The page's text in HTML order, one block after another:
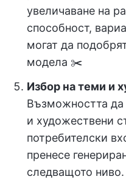
увеличаване на
способност,
могат да
модела ✂️
Избор на теми и
Възможността да
и художествени
потребителски
пренесе
следващото ниво.